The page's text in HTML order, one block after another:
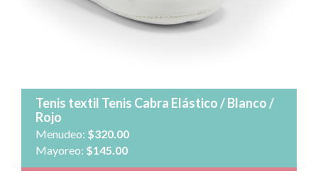
Tenis textil Tenis Cabra Elástico / Blanco /
Rojo
Menudeo: $320.00
Mayoreo: $145.00